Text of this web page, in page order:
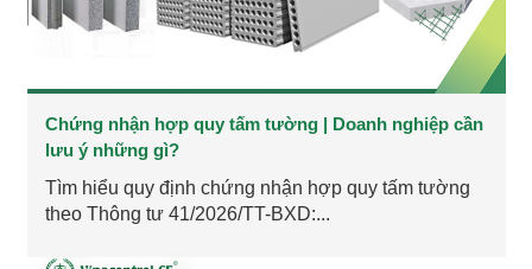
Chứng nhận hợp quy tấm tường | Doanh nghiệp cần
lưu ý những gì?
Tìm hiểu quy định chứng nhận hợp quy tấm tường
theo Thông tư 41/2026/TT-BXD:...